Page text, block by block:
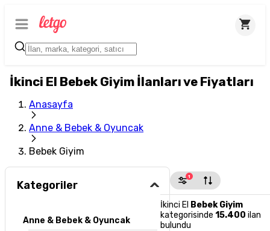
İkinci El Bebek Giyim İlanları ve Fiyatları
Anasayfa
Anne & Bebek & Oyuncak
Bebek Giyim
Kategoriler
Anne & Bebek & Oyuncak
1
İkinci El Bebek Giyim
kategorisinde 15.400 ilan
bulundu